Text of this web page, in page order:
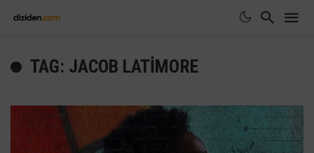
TAG: JACOB LATIMORE